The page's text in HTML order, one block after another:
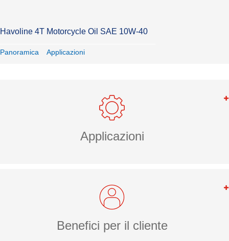
Havoline 4T Motorcycle Oil SAE 10W-40
Panoramica Applicazioni
Applicazioni
Benefici per il cliente